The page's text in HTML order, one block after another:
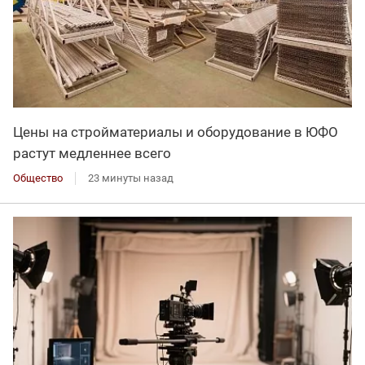
Цены на стройматериалы и оборудование в ЮФО
растут медленнее всего
Общество 23 минуты назад